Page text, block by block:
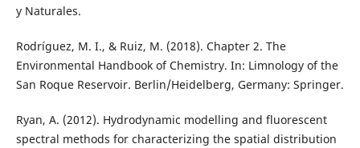
y Naturales.
Rodríguez, M. I., & Ruiz, M. (2018). Chapter 2. The
Environmental Handbook of Chemistry. In: Limnology of the
San Roque Reservoir. Berlin/Heidelberg, Germany: Springer.
Ryan, A. (2012). Hydrodynamic modelling and fluorescent
spectral methods for characterizing the spatial distribution